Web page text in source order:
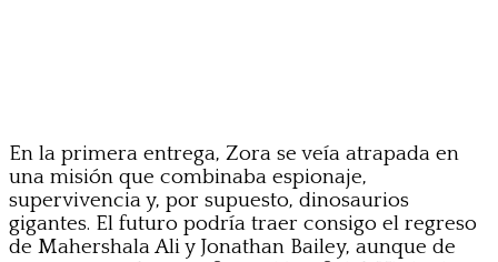
En la primera entrega, Zora se veía atrapada en
una misión que combinaba espionaje,
supervivencia y, por supuesto, dinosaurios
gigantes. El futuro podría traer consigo el regreso
de Mahershala Ali y Jonathan Bailey, aunque de